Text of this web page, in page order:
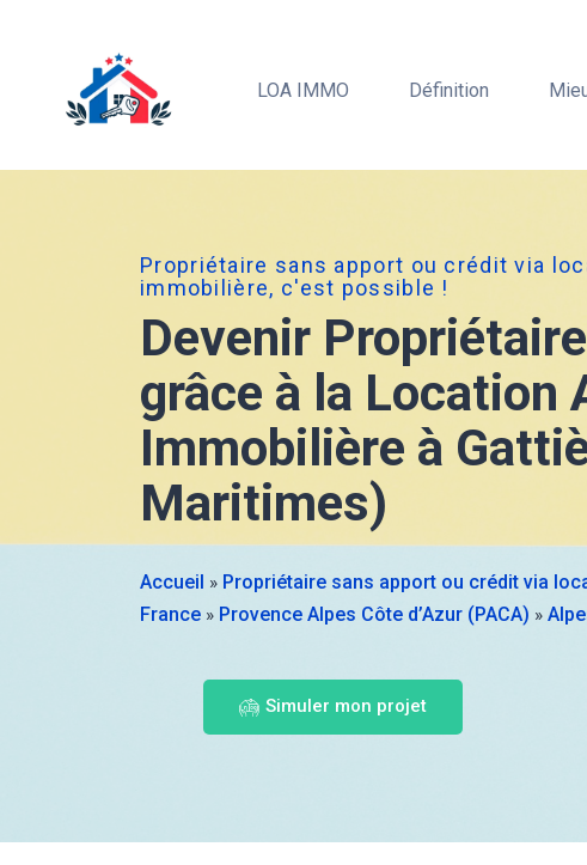
LOA IMMO Définition
Propriétaire sans apport ou crédit via
immobilière, c'est possible !
Devenir
grâce à la Location
Immobilière à
Maritimes)
Accueil » Propriétaire sans apport ou crédit via
France » Provence Alpes Côte d’Azur (PACA) »
Simuler mon projet